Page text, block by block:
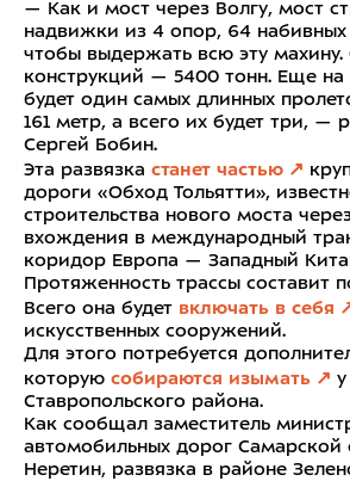
— Как и мост через Волгу, мост
надвижки из 4 опор, 64 набивных
чтобы выдержать всю эту
конструкций — 5400 тонн. Еще на
будет один самых длинных
161 метр, а всего их будет три, —
Сергей Бобин.
Эта развязка станет частью
дороги «Обход Тольятти»,
строительства нового моста
вхождения в международный
коридор Европа — Западный
Протяженность трассы составит
Всего она будет включать в себя
искусственных сооружений.
Для этого потребуется
которую собираются изымать
у
Ставропольского района.
Как сообщал заместитель
автомобильных дорог Самарской
Неретин, развязка в районе